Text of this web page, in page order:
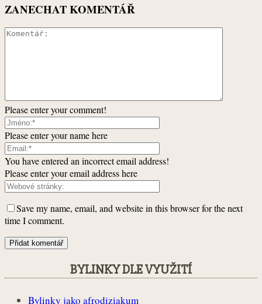
ZANECHAT KOMENTÁŘ
Please enter your comment!
Please enter your name here
You have entered an incorrect email address!
Please enter your email address here
Save my name, email, and website in this browser for the next
time I comment.
BYLINKY DLE VYUŽITÍ
Bylinky jako afrodiziakum